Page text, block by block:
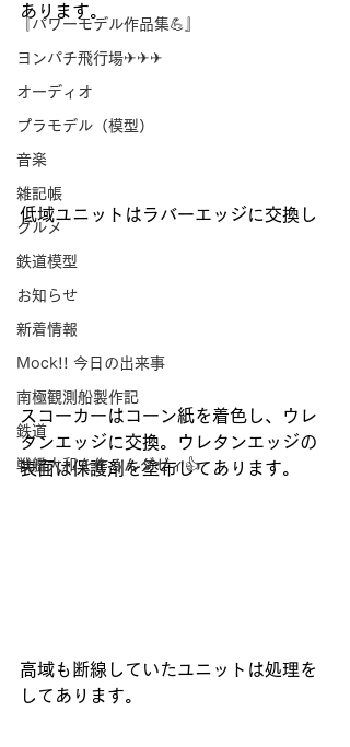
『パワーモデル作品集💪』
ヨンパチ飛行場✈✈✈
オーディオ
プラモデル（模型）
音楽
雑記帳
グルメ
鉄道模型
お知らせ
新着情報
Mock!! 今日の出来事
南極観測船製作記
鉄道
戦艦大和を作るんダゼィ👍
あります。
低域ユニットはラバーエッジに交換し
スコーカーはコーン紙を着色し、ウレ
タンエッジに交換。ウレタンエッジの
表面は保護剤を塗布してあります。
高域も断線していたユニットは処理を
してあります。